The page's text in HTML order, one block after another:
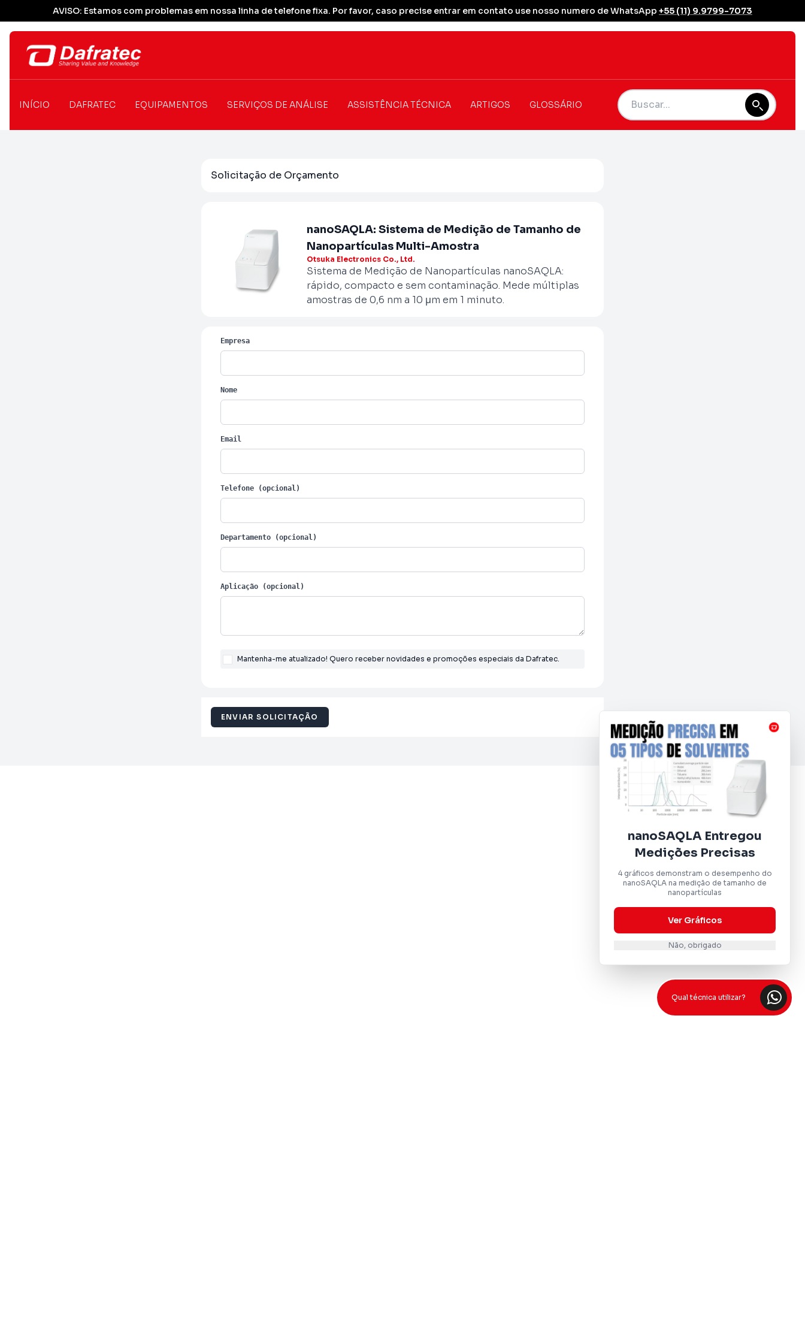
AVISO: Estamos com problemas em nossa linha de telefone fixa. Por favor, caso precise entrar em contato use nosso numero de WhatsApp +55 (11) 9.9799-7073
nanoSAQLA Entregou
Medições Precisas
4 gráficos demonstram o desempenho do
nanoSAQLA na medição de tamanho de
nanopartículas
Ver Gráficos
Não, obrigado
Qual técnica utilizar?
INÍCIO DAFRATEC EQUIPAMENTOS SERVIÇOS DE ANÁLISE ASSISTÊNCIA TÉCNICA ARTIGOS GLOSSÁRIO
Solicitação de Orçamento
nanoSAQLA: Sistema de Medição de Tamanho de
Nanopartículas Multi-Amostra
Otsuka Electronics Co., Ltd.
Sistema de Medição de Nanopartículas nanoSAQLA:
rápido, compacto e sem contaminação. Mede múltiplas
amostras de 0,6 nm a 10 μm em 1 minuto.
Empresa
Nome
Email
Telefone (opcional)
Departamento (opcional)
Aplicação (opcional)
Mantenha-me atualizado! Quero receber novidades e promoções especiais da Dafratec.
ENVIAR SOLICITAÇÃO